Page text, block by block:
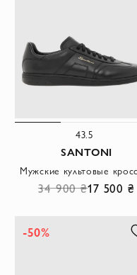
43.5
SANTONI
34 900 ₴17 500 ₴
-50%